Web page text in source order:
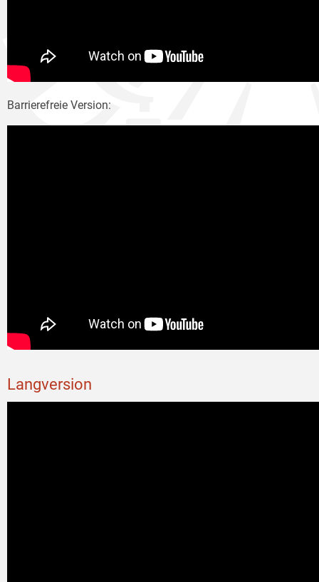
Barrierefreie Version:
Langversion